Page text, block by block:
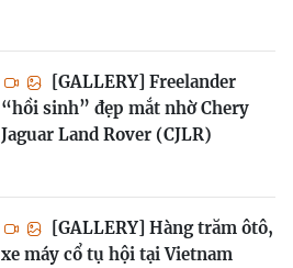
[GALLERY] Freelander
“hồi sinh” đẹp mắt nhờ Chery
Jaguar Land Rover (CJLR)
[GALLERY] Hàng trăm ôtô,
xe máy cổ tụ hội tại Vietnam